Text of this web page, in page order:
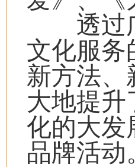
透过广
文化服务
新方法、
大地提升
化的大发
品牌活动